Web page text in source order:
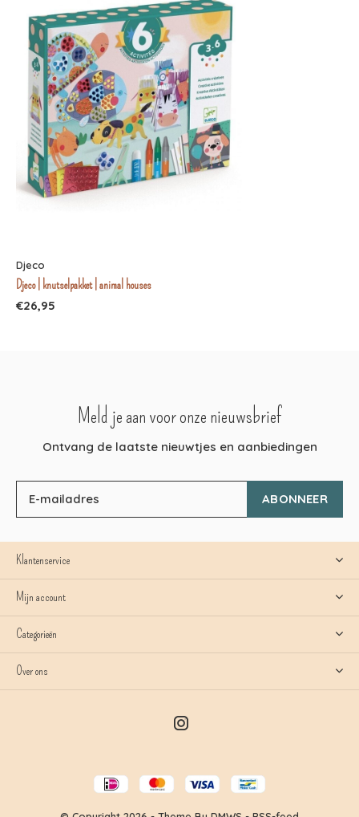
Djeco
Djeco | knutselpakket | animal houses
€26,95
Meld je aan voor onze nieuwsbrief
Ontvang de laatste nieuwtjes en aanbiedingen
ABONNEER
Klantenservice
Mijn account
Categorieën
Over ons